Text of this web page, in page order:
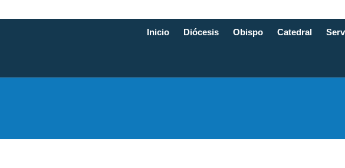
Inicio Diócesis Obispo Catedral